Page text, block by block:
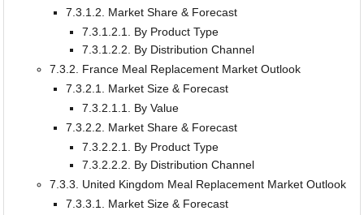
7.3.1.2. Market Share & Forecast
7.3.1.2.1. By Product Type
7.3.1.2.2. By Distribution Channel
7.3.2. France Meal Replacement Market Outlook
7.3.2.1. Market Size & Forecast
7.3.2.1.1. By Value
7.3.2.2. Market Share & Forecast
7.3.2.2.1. By Product Type
7.3.2.2.2. By Distribution Channel
7.3.3. United Kingdom Meal Replacement Market Outlook
7.3.3.1. Market Size & Forecast